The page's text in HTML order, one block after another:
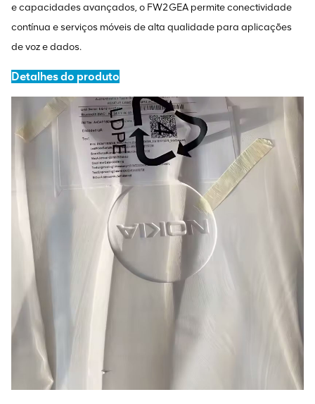
e capacidades avançados, o FW2GEA permite conectividade
contínua e serviços móveis de alta qualidade para aplicações
de voz e dados.
Detalhes do produto